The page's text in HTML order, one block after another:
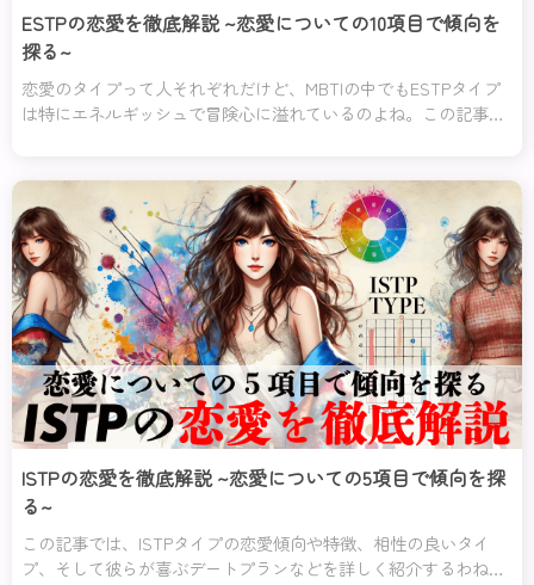
ESTPの恋愛を徹底解説 ~恋愛についての10項目で傾向を
探る~
恋愛のタイプって人それぞれだけど、MBTIの中でもESTPタイプ
は特にエネルギッシュで冒険心に溢れているのよね。この記事で
ISTPの恋愛を徹底解説 ~恋愛についての5項目で傾向を探
る~
この記事では、ISTPタイプの恋愛傾向や特徴、相性の良いタイ
プ、そして彼らが喜ぶデートプランなどを詳しく紹介するわね。